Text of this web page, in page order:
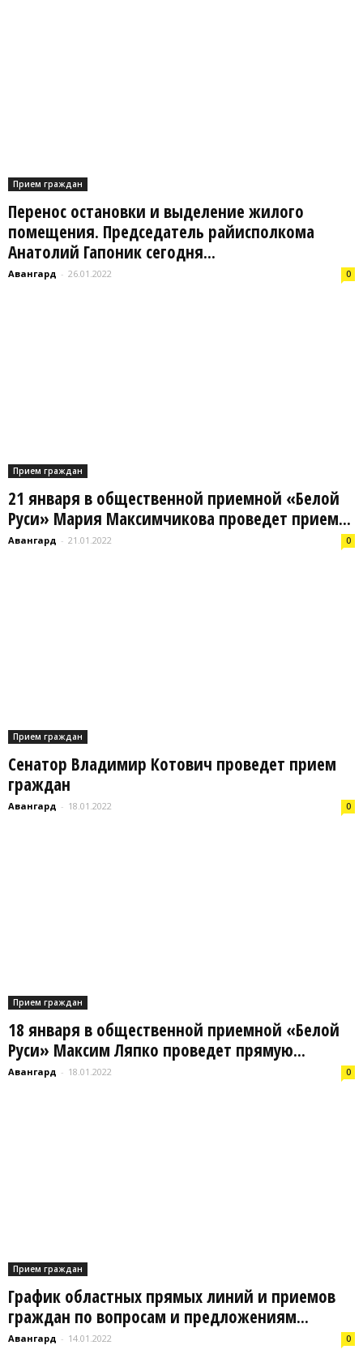
Прием граждан
Перенос остановки и выделение жилого
помещения. Председатель райисполкома
Анатолий Гапоник сегодня...
Авангард - 26.01.2022 0
Прием граждан
21 января в общественной приемной «Белой
Руси» Мария Максимчикова проведет прием...
Авангард - 21.01.2022 0
Прием граждан
Сенатор Владимир Котович проведет прием
граждан
Авангард - 18.01.2022 0
Прием граждан
18 января в общественной приемной «Белой
Руси» Максим Ляпко проведет прямую...
Авангард - 18.01.2022 0
Прием граждан
График областных прямых линий и приемов
граждан по вопросам и предложениям...
Авангард - 14.01.2022 0